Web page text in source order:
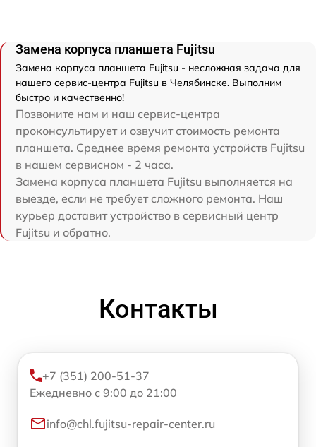
Замена корпуса планшета Fujitsu
Замена корпуса планшета Fujitsu - несложная задача для
нашего сервис-центра Fujitsu в Челябинске. Выполним
быстро и качественно!
Позвоните нам и наш сервис-центра
проконсультирует и озвучит стоимость ремонта
планшета. Среднее время ремонта устройств Fujitsu
в нашем сервисном - 2 часа.
Замена корпуса планшета Fujitsu выполняется на
выезде, если не требует сложного ремонта. Наш
курьер доставит устройство в сервисный центр
Fujitsu и обратно.
Контакты
+7 (351) 200-51-37
Ежедневно с 9:00 до 21:00
info@chl.fujitsu-repair-center.ru